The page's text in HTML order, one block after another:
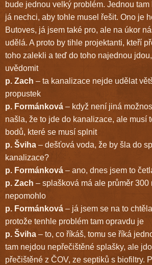
bude jednou velký problém. Jednou
já nechci, aby tohle musel řešit. Ono je
Butoves, já jsem také pro, ale na úkor
udělá. A proto by tihle projektanti, kteří
toho zalekli a teď do toho najednou
uvědomit
p. Zach – ta kanalizace nejde udělat
propustek
p. Formánková – když není jiná
našla, že to jde do kanalizace, ale musí
bodů, které se musí splnit
p. Šviha – dešťová voda, že by šla do
kanalizace?
p. Formánková – ano, dnes jsem to
p. Zach – splašková má ale průměr 300
nepomohlo
p. Formánková – já jsem se na to
protože tenhle problém tam opravdu je
p. Šviha – to, co říkáš, tomu se říká
tam nejdou nepřečištěné splašky, ale
přečištěné z ČOV, ze septiků s biofiltry.